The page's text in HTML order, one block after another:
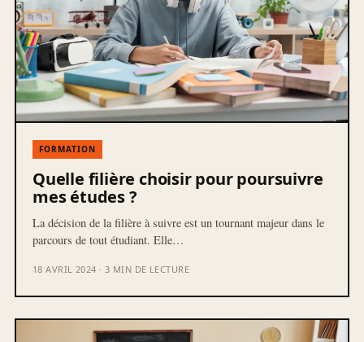
FORMATION
Quelle filière choisir pour poursuivre
mes études ?
La décision de la filière à suivre est un tournant majeur dans le
parcours de tout étudiant. Elle…
18 AVRIL 2024 · 3 MIN DE LECTURE